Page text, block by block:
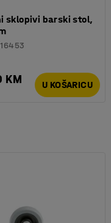
sklopivi barski stol,
KM U KOŠARICU